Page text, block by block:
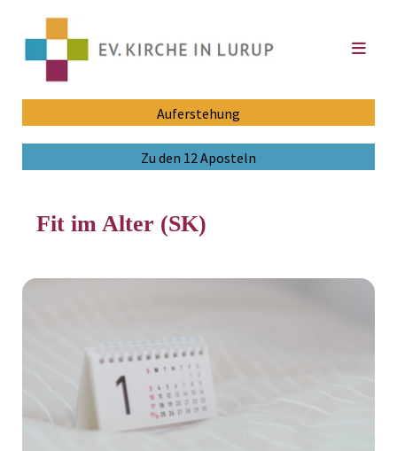
Auferstehung
Zu den 12 Aposteln
Fit im Alter (SK)